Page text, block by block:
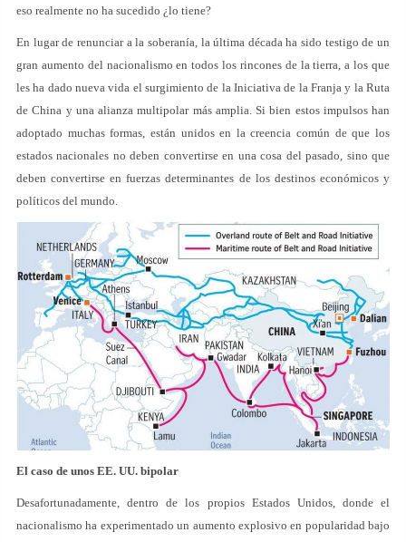
eso realmente no ha sucedido ¿lo tiene?
En lugar de renunciar a la soberanía, la última década ha sido testigo de un
gran aumento del nacionalismo en todos los rincones de la tierra, a los que
les ha dado nueva vida el surgimiento de la Iniciativa de la Franja y la Ruta
de China y una alianza multipolar más amplia. Si bien estos impulsos han
adoptado muchas formas, están unidos en la creencia común de que los
estados nacionales no deben convertirse en una cosa del pasado, sino que
deben convertirse en fuerzas determinantes de los destinos económicos y
políticos del mundo.
El caso de unos EE. UU. bipolar
Desafortunadamente, dentro de los propios Estados Unidos, donde el
nacionalismo ha experimentado un aumento explosivo en popularidad bajo